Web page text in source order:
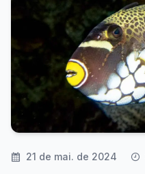
21 de mai. de 2024